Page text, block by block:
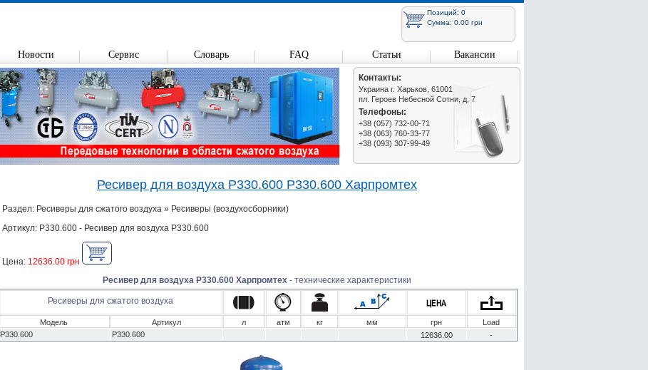
Контакты:
Украина г. Харьков, 61001
пл. Героев Небесной Сотни, д. 7
Телефоны:
+38 (057) 732-00-71
+38 (063) 760-33-77
+38 (093) 307-99-49
Ресивер для воздуха Р330.600 Р330.600 Харпромтех
Раздел: Ресиверы для сжатого воздуха » Ресиверы (воздухосборники)
Артикул: Р330.600 - Ресивер для воздуха Р330.600
Цена: 12636.00 грн
Ресивер для воздуха Р330.600 Харпромтех - технические характеристики
Ресиверы для сжатого воздуха
Модель Артикул л атм кг мм грн
Load
Р330.600
Р330.600 12636.00 -
Позиций: 0
Сумма: 0.00 грн
Новости Сервис Словарь FAQ Статьи Вакансии